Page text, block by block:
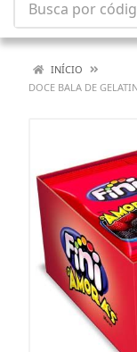
INÍCIO
DOCE BALA DE